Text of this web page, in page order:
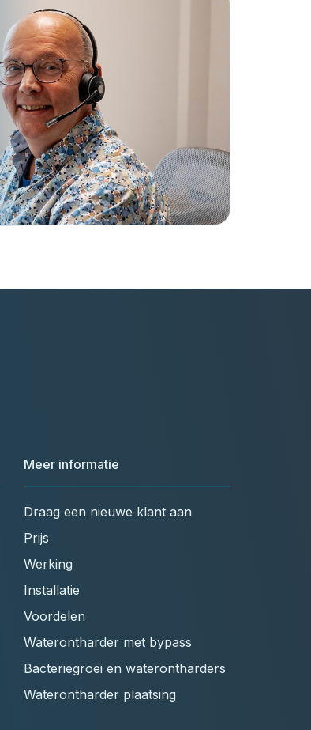
Meer informatie
Draag een nieuwe klant aan
Prijs
Werking
Installatie
Voordelen
Waterontharder met bypass
Bacteriegroei en waterontharders
Waterontharder plaatsing